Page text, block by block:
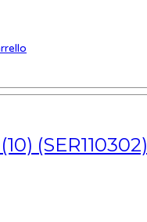
(SER110302)